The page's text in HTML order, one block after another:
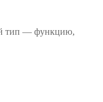
тип — функцию,